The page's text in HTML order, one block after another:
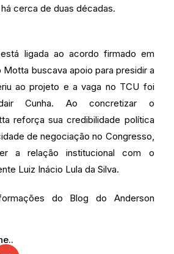
cerca de duas décadas.
ligada ao acordo firmado em
Motta buscava apoio para presidir a
ao projeto e a vaga no TCU foi
Cunha. Ao concretizar o
reforça sua credibilidade política
de negociação no Congresso,
a relação institucional com o
Luiz Inácio Lula da Silva.
do Blog do Anderson